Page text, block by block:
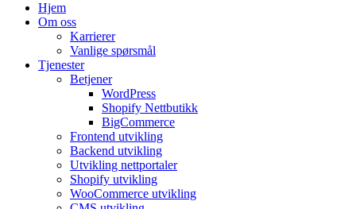
Hjem
Om oss
Karrierer
Vanlige spørsmål
Tjenester
Betjener
WordPress
Shopify Nettbutikk
BigCommerce
Frontend utvikling
Backend utvikling
Utvikling nettportaler
Shopify utvikling
WooCommerce utvikling